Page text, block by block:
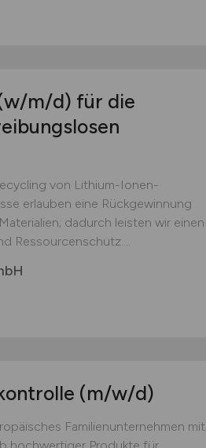
m/d) für die
von Lithium-Ionen-
erlauben eine Rückgewinnung
dadurch leisten wir einen
Ressourcenschutz....
(m/w/d)
Familienunternehmen mit